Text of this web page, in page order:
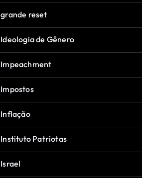
grande reset
Ideologia de Gênero
Impeachment
Impostos
Inflação
Instituto Patriotas
Israel